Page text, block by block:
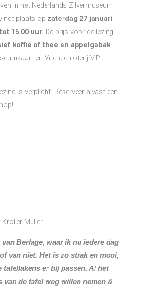
in het Nederlands Zilvermuseum
plaats op zaterdag 27 januari
16.00 uur. De prijs voor de lezing
koffie of thee en appelgebak
en Vriendenloterij VIP-
is verplicht. Reserveer alvast een
Müller
van Berlage, waar ik nu iedere dag
van niet. Het is zo strak en mooi,
tafellakens er bij passen. Al het
van de tafel weg willen nemen &